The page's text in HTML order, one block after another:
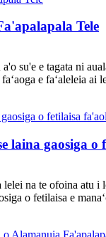
Tele
su'e e tagata ni
e faʻaleleia ai
laina gaosiga o
lelei na te ofoina atu
o fetilaisa e